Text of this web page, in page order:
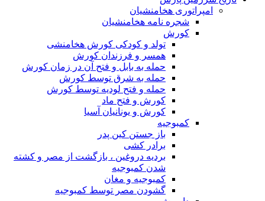
امپراتوری هخامنشیان
شجره نامه هخامنشیان
کورش
تولد و کودکی کورش هخامنشی
همسر و فرزندان کورش
حمله به بابل و فتح آن در زمان کورش
حمله به شرق توسط کورش
حمله و فتح لودیه توسط کورش
کورش و فتح ماد
کورش و یونانیان آسیا
کمبوجیه
باز جستن کین پدر
برادر کشی
بردیه دروغین ، بازگشت از مصر و کشته
شدن کمبوجیه
کمبوجیه و مغان
گشودن مصر توسط کمبوجیه